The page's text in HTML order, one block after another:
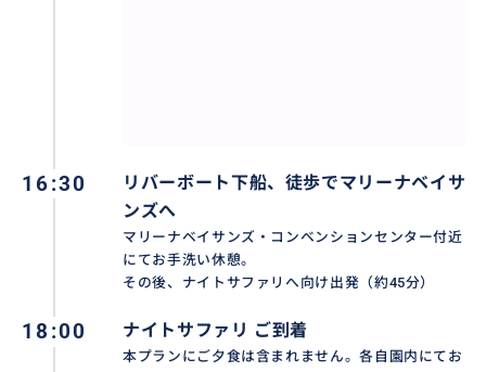
16:30
リバーボート下船、徒歩でマリーナベイサ
ンズへ
マリーナベイサンズ・コンベンションセンター付近
にてお手洗い休憩。
その後、ナイトサファリへ向け出発（約45分）
18:00 ナイトサファリ ご到着
本プランにご夕食は含まれません。各自園内にてお